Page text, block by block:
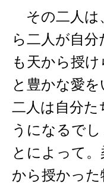
その二人は
ら二人が自
も天から授
と豊かな愛
二人は自分
うになるで
とによって
から授かっ